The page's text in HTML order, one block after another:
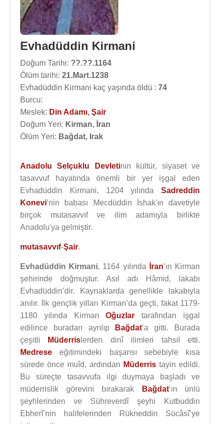
Evhadüddin Kirmani
Doğum Tarihi: ??.??.1164
Ölüm tarihi: 21.Mart.1238
Evhadüddin Kirmani kaç yaşında öldü : 74
Burcu:
Meslek: Din Adamı, Şair
Doğum Yeri: Kirman, İran
Ölüm Yeri: Bağdat, Irak
Anadolu Selçuklu Devletinin kültür, siyaset ve
tasavvuf hayatında önemli bir yer işgal eden
Evhadüddin Kirmani, 1204 yılında Sadreddin
Konevi’nin babası Mecdüddin İshak'ın davetiyle
birçok mutasavvıf ve ilim adamıyla birlikte
Anadolu'ya gelmiştir.
mutasavvıf-Şair.
Evhadüddin Kirmani, 1164 yılında İran’ın Kirman
şehirinde doğmuştur. Asıl adı Hâmid, lakabı
Evhadüddin’dir. Kaynaklarda genellikle lakabıyla
anılır. İlk gençlik yılları Kirman’da geçti, fakat 1179-
1180 yılında KirmanOğuzlar tarafından işgal
edilince buradan ayrılıp
Bağdat’a gitti. Burada
çeşitli
Müderris lerden dinî ilimleri tahsil etti.
Medrese eğitimindeki başarısı sebebiyle kısa
sürede önce muîd, ardından Müderris tayin edildi.
Bu süreçte tasavvufa ilgi duymaya başladı ve
müderrislik görevini bırakarak
Bağdat’ın ünlü
şeyhlerinden ve Sühreverdî şeyhi Kutbuddin
Ebherî’nin halifelerinden Rükneddin Sücâsî’ye